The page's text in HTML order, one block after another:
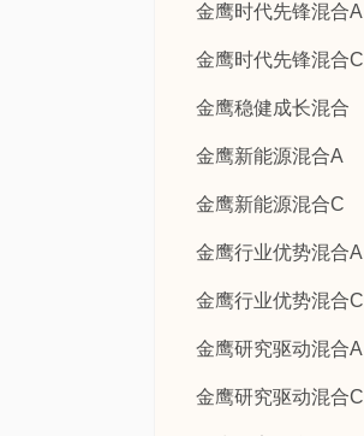
金鹰时代先锋混合A
金鹰时代先锋混合C
金鹰稳健成长混合
金鹰新能源混合A
金鹰新能源混合C
金鹰行业优势混合A
金鹰行业优势混合C
金鹰研究驱动混合A
金鹰研究驱动混合C